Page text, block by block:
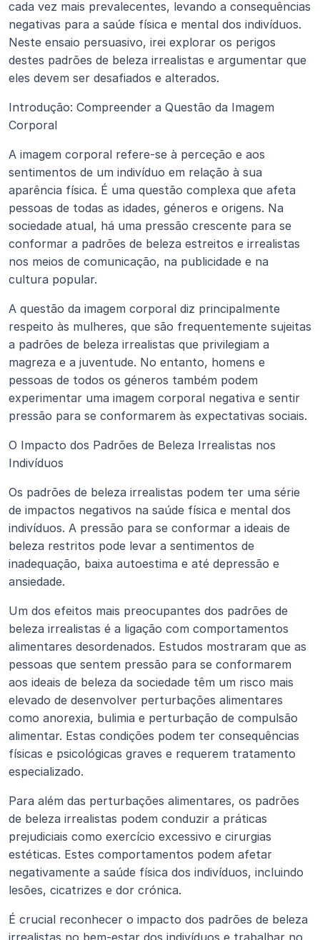
cada vez mais prevalecentes, levando a consequências
negativas para a saúde física e mental dos indivíduos.
Neste ensaio persuasivo, irei explorar os perigos
destes padrões de beleza irrealistas e argumentar que
eles devem ser desafiados e alterados.
Introdução: Compreender a Questão da Imagem
Corporal
A imagem corporal refere-se à perceção e aos
sentimentos de um indivíduo em relação à sua
aparência física. É uma questão complexa que afeta
pessoas de todas as idades, géneros e origens. Na
sociedade atual, há uma pressão crescente para se
conformar a padrões de beleza estreitos e irrealistas
nos meios de comunicação, na publicidade e na
cultura popular.
A questão da imagem corporal diz principalmente
respeito às mulheres, que são frequentemente sujeitas
a padrões de beleza irrealistas que privilegiam a
magreza e a juventude. No entanto, homens e
pessoas de todos os géneros também podem
experimentar uma imagem corporal negativa e sentir
pressão para se conformarem às expectativas sociais.
O Impacto dos Padrões de Beleza Irrealistas nos
Indivíduos
Os padrões de beleza irrealistas podem ter uma série
de impactos negativos na saúde física e mental dos
indivíduos. A pressão para se conformar a ideais de
beleza restritos pode levar a sentimentos de
inadequação, baixa autoestima e até depressão e
ansiedade.
Um dos efeitos mais preocupantes dos padrões de
beleza irrealistas é a ligação com comportamentos
alimentares desordenados. Estudos mostraram que as
pessoas que sentem pressão para se conformarem
aos ideais de beleza da sociedade têm um risco mais
elevado de desenvolver perturbações alimentares
como anorexia, bulimia e perturbação de compulsão
alimentar. Estas condições podem ter consequências
físicas e psicológicas graves e requerem tratamento
especializado.
Para além das perturbações alimentares, os padrões
de beleza irrealistas podem conduzir a práticas
prejudiciais como exercício excessivo e cirurgias
estéticas. Estes comportamentos podem afetar
negativamente a saúde física dos indivíduos, incluindo
lesões, cicatrizes e dor crónica.
É crucial reconhecer o impacto dos padrões de beleza
irrealistas no bem-estar dos indivíduos e trabalhar no